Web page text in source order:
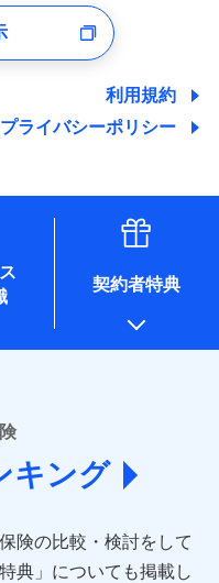
提携会社の保険その他に
契約を勧奨するため、ま
、またそれらに付帯、関
品・サービスをご提案す
あります。）
め
ため
帯業務を行うため
情報は、保険会社のホ
、ご確認ください。
株式会社
)
www.axa-
式会社 (https://www.e-
利用規約
プライバシーポリシー
契約者特典
キング
険の比較・検討をして
典」についても掲載し